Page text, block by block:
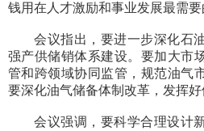
钱用在人才激励和事业发展最需要
会议指出，要进一步深化石
强产供储销体系建设。要加大市
管和跨领域协同监管，规范油气
要深化油气储备体制改革，发挥好
会议强调，要科学合理设计